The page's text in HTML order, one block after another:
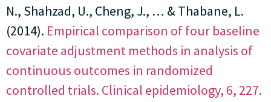
N., Shahzad, U., Cheng, J., … & Thabane, L.
(2014). Empirical comparison of four baseline
covariate adjustment methods in analysis of
continuous outcomes in randomized
controlled trials. Clinical epidemiology, 6, 227.